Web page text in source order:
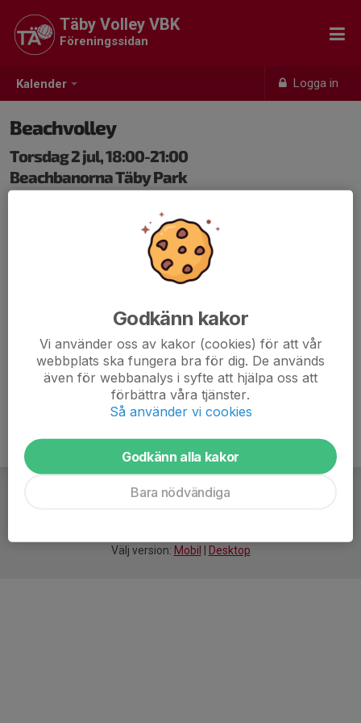
Kalender Logga in
Täby Volley VBK
Föreningssidan
Beachvolley
Torsdag 2 jul, 18:00-21:00
Beachbanorna Täby Park
Välj version: Mobil Desktop
Godkänn kakor
Vi använder oss av kakor (cookies) för att vår
webbplats ska fungera bra för dig. De används
även för webbanalys i syfte att hjälpa oss att
förbättra våra tjänster.
Så använder vi cookies
Godkänn alla kakor
Bara nödvändiga